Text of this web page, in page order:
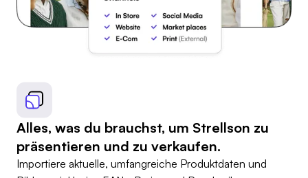
Alles, was du brauchst, um Strellson zu
präsentieren und zu verkaufen.
Importiere aktuelle, umfangreiche Produktdaten und